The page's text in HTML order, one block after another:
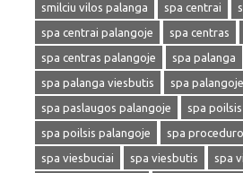
smilciu vilos palanga
spa centrai
spa centrai palangoje
spa centras
spa centras palangoje
spa palanga
spa palanga viesbutis
spa palangoje
spa paslaugos palangoje
spa poilsis
spa poilsis palangoje
spa
spa viesbuciai
spa viesbutis
spa